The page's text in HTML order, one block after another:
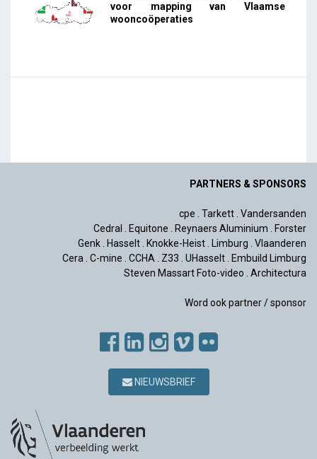
voor mapping van Vlaamse
wooncoöperaties
PARTNERS & SPONSORS
cpe Tarkett Vandersanden
Cedral
Equitone Reynaers Aluminium
Forster
Genk
Hasselt Knokke-Heist Limburg
Vlaanderen
Cera
C-mine CCHA Z33 UHasselt
Embuild Limburg
Steven Massart Foto-video
Architectura
Word ook partner / sponsor
NIEUWSBRIEF